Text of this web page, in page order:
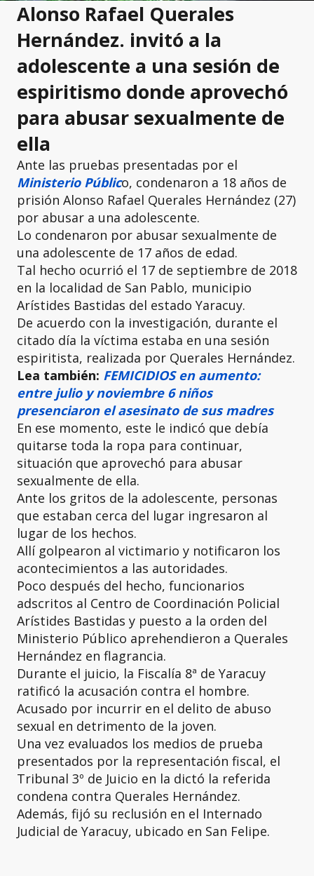
Alonso Rafael Querales
Hernández. invitó a la
adolescente a una sesión de
espiritismo donde aprovechó
para abusar sexualmente de
ella
Ante las pruebas presentadas por el
Ministerio Público, condenaron a 18 años de
prisión Alonso Rafael Querales Hernández (27)
por abusar a una adolescente.
Lo condenaron por abusar sexualmente de
una adolescente de 17 años de edad.
Tal hecho ocurrió el 17 de septiembre de 2018
en la localidad de San Pablo, municipio
Arístides Bastidas del estado Yaracuy.
De acuerdo con la investigación, durante el
citado día la víctima estaba en una sesión
espiritista, realizada por Querales Hernández.
Lea también: FEMICIDIOS en aumento:
entre julio y noviembre 6 niños
presenciaron el asesinato de sus madres
En ese momento, este le indicó que debía
quitarse toda la ropa para continuar,
situación que aprovechó para abusar
sexualmente de ella.
Ante los gritos de la adolescente, personas
que estaban cerca del lugar ingresaron al
lugar de los hechos.
Allí golpearon al victimario y notificaron los
acontecimientos a las autoridades.
Poco después del hecho, funcionarios
adscritos al Centro de Coordinación Policial
Arístides Bastidas y puesto a la orden del
Ministerio Público aprehendieron a Querales
Hernández en flagrancia.
Durante el juicio, la Fiscalía 8ª de Yaracuy
ratificó la acusación contra el hombre.
Acusado por incurrir en el delito de abuso
sexual en detrimento de la joven.
Una vez evaluados los medios de prueba
presentados por la representación fiscal, el
Tribunal 3º de Juicio en la dictó la referida
condena contra Querales Hernández.
Además, fijó su reclusión en el Internado
Judicial de Yaracuy, ubicado en San Felipe.